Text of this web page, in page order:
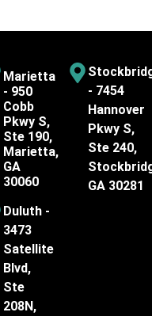
Marietta
- 950
Cobb
Pkwy S,
Ste 190,
Marietta,
GA
30060
Duluth -
3473
Satellite
Blvd,
Ste
208N,
- 7454
Hannover
Pkwy S,
Ste 240,
GA 30281